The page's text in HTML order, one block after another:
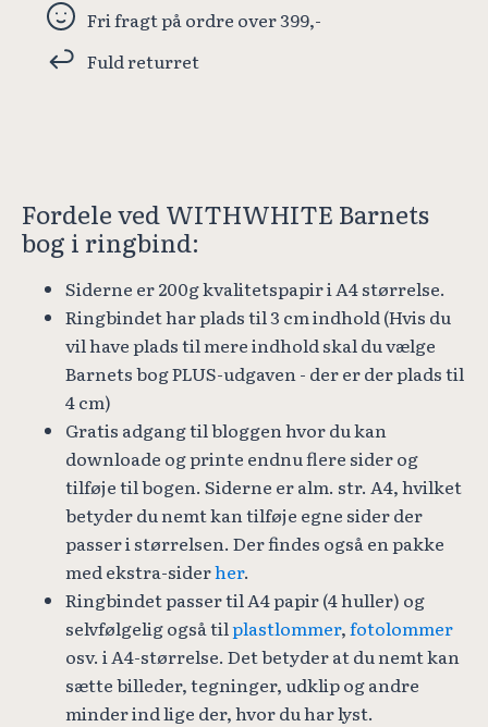
Fri fragt på ordre over 399,-
Fuld returret
Fordele ved WITHWHITE Barnets
bog i ringbind:
Siderne er 200g kvalitetspapir i A4 størrelse.
Ringbindet har plads til 3 cm indhold (Hvis du
vil have plads til mere indhold skal du vælge
Barnets bog PLUS-udgaven - der er der plads til
4 cm)
Gratis adgang til bloggen hvor du kan
downloade og printe endnu flere sider og
tilføje til bogen. Siderne er alm. str. A4, hvilket
betyder du nemt kan tilføje egne sider der
passer i størrelsen. Der findes også en pakke
med ekstra-siderher.
Ringbindet passer til A4 papir (4 huller) og
selvfølgelig også tilplastlommer,fotolommer
osv. i A4-størrelse. Det betyder at du nemt kan
sætte billeder, tegninger, udklip og andre
minder ind lige der, hvor du har lyst.